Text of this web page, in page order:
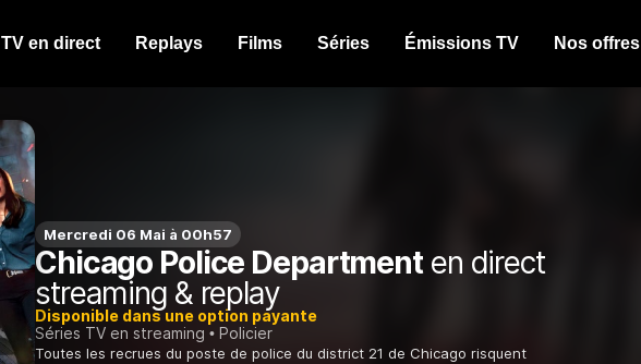
TV en direct Replays Films Séries Émissions TV Nos offres
Mercredi 06 Mai à 00h57
Chicago Police Departmenten direct
streaming & replay
Disponible dans une option payante
Séries TV en streaming
Policier
Toutes les recrues du poste de police du district 21 de Chicago risquent